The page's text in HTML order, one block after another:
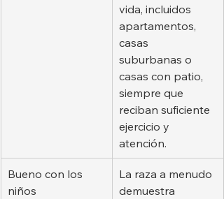
vida, incluidos
apartamentos,
casas
suburbanas o
casas con patio,
siempre que
reciban suficiente
ejercicio y
atención.
Bueno con los
niños
La raza a menudo
demuestra